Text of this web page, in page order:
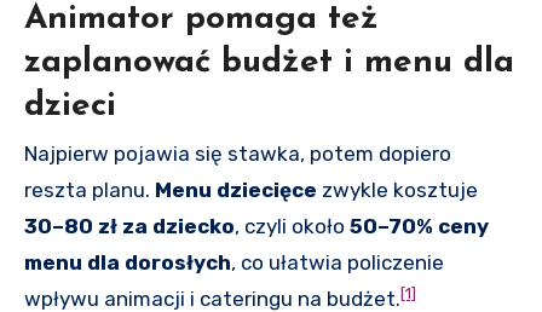
Animator pomaga też
zaplanować budżet i menu dla
dzieci
Najpierw pojawia się stawka, potem dopiero
reszta planu. Menu dziecięce zwykle kosztuje
30–80 zł za dziecko, czyli około 50–70% ceny
menu dla dorosłych, co ułatwia policzenie
wpływu animacji i cateringu na budżet.[1]